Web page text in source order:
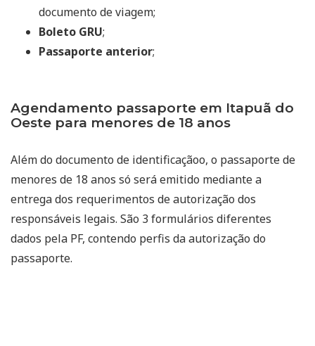
documento de viagem;
Boleto GRU;
Passaporte anterior;
Agendamento passaporte em Itapuã do
Oeste para menores de 18 anos
Além do documento de identificaçãoo, o passaporte de
menores de 18 anos só será emitido mediante a
entrega dos requerimentos de autorização dos
responsáveis legais. São 3 formulários diferentes
dados pela PF, contendo perfis da autorização do
passaporte.